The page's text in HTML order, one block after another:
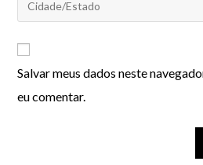
Salvar meus dados neste
eu comentar.